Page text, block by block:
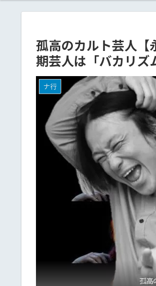
孤高のカルト芸人【
期芸人は「バカリズ
ナ行
孤高